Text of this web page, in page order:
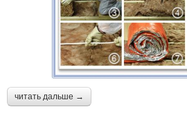
читать дальше →